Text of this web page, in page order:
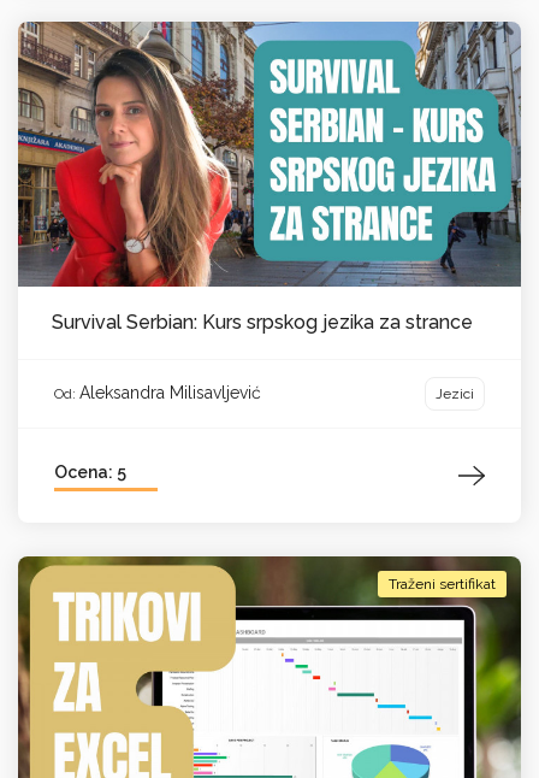
Survival Serbian: Kurs srpskog jezika za strance
Od: Aleksandra Milisavljević Jezici
Ocena: 5
Traženi sertifikat